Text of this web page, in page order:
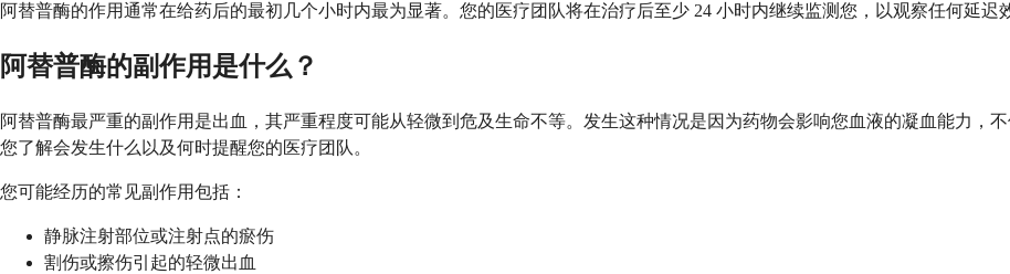
阿替普酶的作用通常在给药后的最初几个小时内最为显著。您的医疗团队将在治疗后至少 24 小时内继续监测您，以观察任何延迟
阿替普酶的副作用是什么？
阿替普酶最严重的副作用是出血，其严重程度可能从轻微到危及生命不等。发生这种情况是因为药物会影响您血液的凝血能力，
您了解会发生什么以及何时提醒您的医疗团队。
您可能经历的常见副作用包括：
静脉注射部位或注射点的瘀伤
割伤或擦伤引起的轻微出血